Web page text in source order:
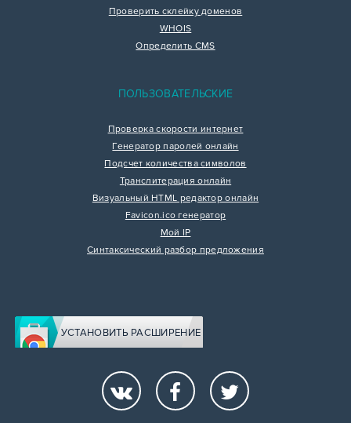
Проверить склейку доменов
WHOIS
Определить CMS
ПОЛЬЗОВАТЕЛЬСКИЕ
Проверка скорости интернет
Генератор паролей онлайн
Подсчет количества символов
Транслитерация онлайн
Визуальный HTML редактор онлайн
Favicon.ico генератор
Мой IP
Синтаксический разбор предложения
УСТАНОВИТЬ РАСШИРЕНИЕ